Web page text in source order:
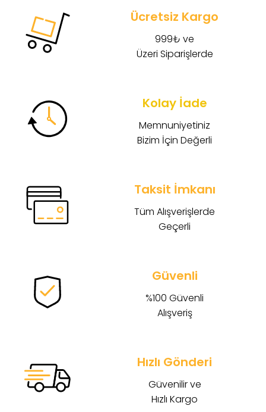
Ücretsiz Kargo
999₺ ve
Üzeri Siparişlerde
Kolay İade
Memnuniyetiniz
Bizim İçin Değerli
Taksit İmkanı
Tüm Alışverişlerde
Geçerli
Güvenli
%100 Güvenli
Alışveriş
Hızlı Gönderi
Güvenilir ve
Hızlı Kargo